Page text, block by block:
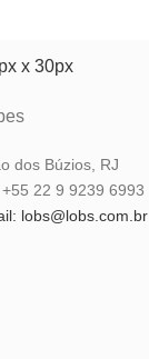
dos Búzios, RJ
22 9 9239 6993
lobs@lobs.com.br